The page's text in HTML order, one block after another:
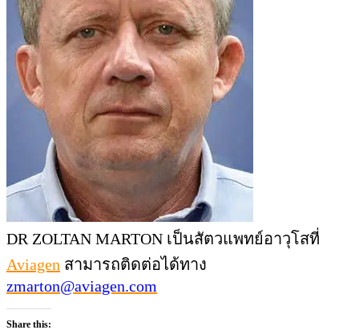
DR ZOLTAN MARTON เป็นสัตวแพทย์อาวุโสที่
Aviagen สามารถติดต่อได้ทาง
zmarton@aviagen.com
Share this: